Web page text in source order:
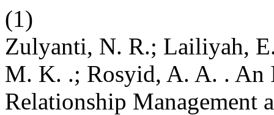
(1)
Zulyanti, N. R.; Lailiyah,
M. K. .; Rosyid, A. A. . An
Relationship Management